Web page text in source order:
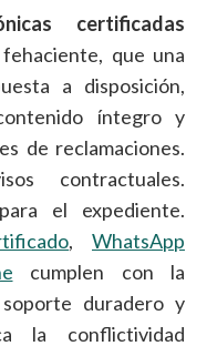
certificadas
que una
a disposición,
íntegro y
de reclamaciones.
contractuales.
el expediente.
, WhatsApp
cumplen con la
duradero y
la conflictividad